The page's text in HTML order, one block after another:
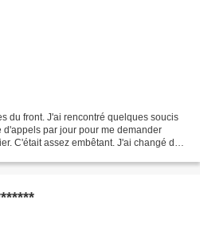
du front. J'ai rencontré quelques soucis
par jour pour me demander
C'était assez embêtant. J'ai changé de